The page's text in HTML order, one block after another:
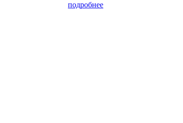
подробнее